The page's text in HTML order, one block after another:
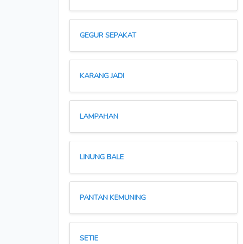
GEGUR SEPAKAT
KARANG JADI
LAMPAHAN
LINUNG BALE
PANTAN KEMUNING
SETIE